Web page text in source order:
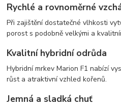
Rychlé a rovnoměrné
Při zajištění dostatečné vlhkosti
porost s podobně velkými a
Kvalitní hybridní odrůda
Hybridní mrkev Marion F1 nabízí
růst a atraktivní vzhled kořenů.
Jemná a sladká chuť